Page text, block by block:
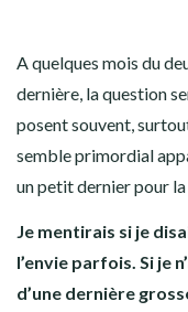
A quelques mois du
dernière, la question
posent souvent,
semble primordial
un petit dernier pour
Je mentirais si je
l’envie parfois. Si je
d’une dernière